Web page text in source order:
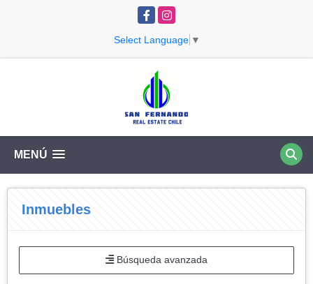
FacebookInstagram
Select Language ▼
MENÚ
Inmuebles
Búsqueda avanzada